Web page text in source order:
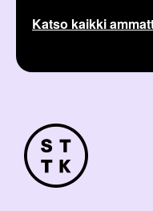
Katso kaikki